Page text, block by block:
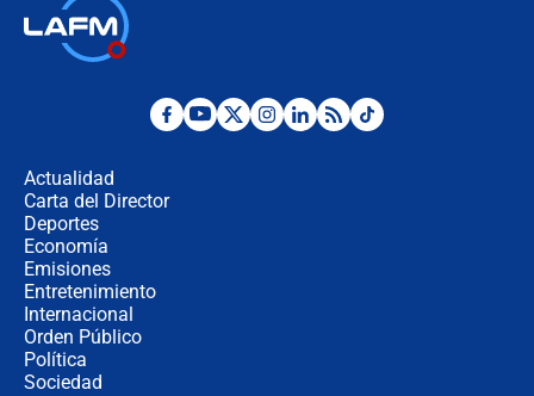
Estratega de Abelardo de la Espriella
Actualidad
Carta del Director
Deportes
Economía
Emisiones
Entretenimiento
Internacional
Orden Público
Política
Sociedad